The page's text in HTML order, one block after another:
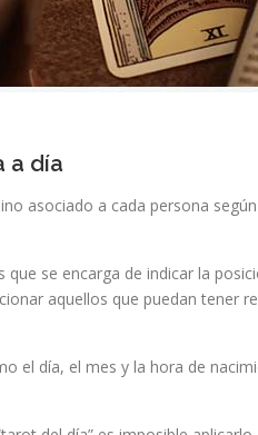
a día
asociado a cada persona
se encarga de indicar la
aquellos que puedan tener
el día, el mes y la hora de